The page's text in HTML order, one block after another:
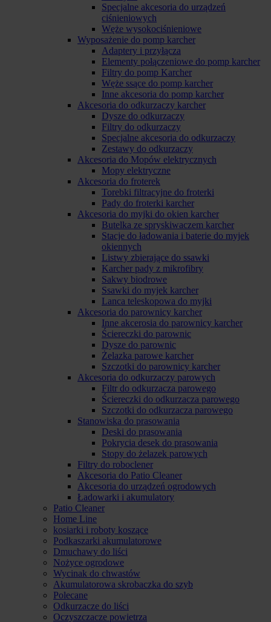
Specjalne akcesoria do urządzeń
ciśnieniowych
Węże wysokociśnieniowe
Wyposażenie do pomp karcher
Adaptery i przyłącza
Elementy połączeniowe do pomp karcher
Filtry do pomp Karcher
Węże ssące do pomp karcher
Inne akcesoria do pomp karcher
Akcesoria do odkurzaczy karcher
Dysze do odkurzaczy
Filtry do odkurzaczy
Specjalne akcesoria do odkurzaczy
Zestawy do odkurzaczy
Akcesoria do Mopów elektrycznych
Mopy elektryczne
Akcesoria do froterek
Torebki filtracyjne do froterki
Pady do froterki karcher
Akcesoria do myjki do okien karcher
Butelka ze spryskiwaczem karcher
Stacje do ładowania i baterie do myjek
okiennych
Listwy zbierające do ssawki
Karcher pady z mikrofibry
Sakwy biodrowe
Ssawki do myjek karcher
Lanca teleskopowa do myjki
Akcesoria do parownicy karcher
Inne akcerosia do parownicy karcher
Ściereczki do parownic
Dysze do parownic
Żelazka parowe karcher
Szczotki do parownicy karcher
Akcesoria do odkurzaczy parowych
Filtr do odkurzacza parowego
Ściereczki do odkurzacza parowego
Szczotki do odkurzacza parowego
Stanowiska do prasowania
Deski do prasowania
Pokrycia desek do prasowania
Stopy do żelazek parowych
Filtry do roboclener
Akcesoria do Patio Cleaner
Akcesoria do urządzeń ogrodowych
Ładowarki i akumulatory
Patio Cleaner
Home Line
kosiarki i roboty koszące
Podkaszarki akumulatorowe
Dmuchawy do liści
Nożyce ogrodowe
Wycinak do chwastów
Akumulatorowa skrobaczka do szyb
Polecane
Odkurzacze do liści
Oczyszczacze powietrza